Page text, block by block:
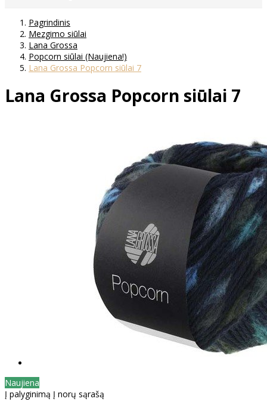
Pagrindinis
Mezgimo siūlai
Lana Grossa
Popcorn siūlai (Naujiena!)
Lana Grossa Popcorn siūlai 7
Lana Grossa Popcorn siūlai 7
Naujiena
Į palyginimą Į norų sąrašą